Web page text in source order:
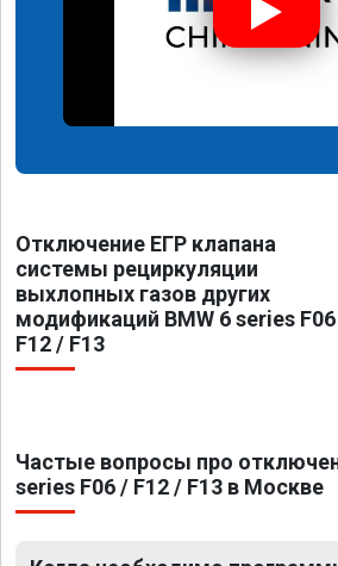
Отключение ЕГР клапана
системы рециркуляции
выхлопных газов других
модификаций BMW 6 series
F12 / F13
Частые вопросы про
series F06 / F12 / F13 в Москве